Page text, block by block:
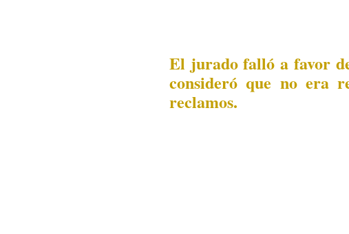
El jurado falló a favor
consideró que no era
reclamos.